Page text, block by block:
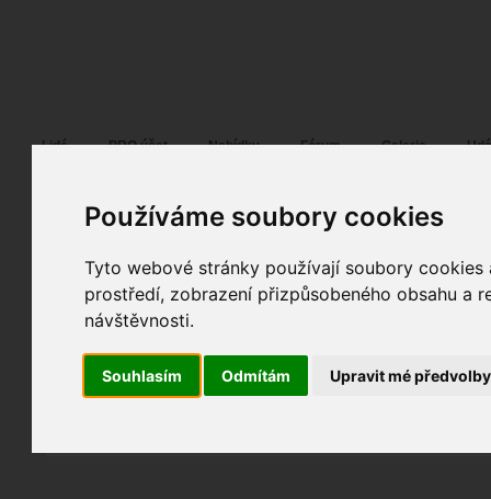
Používáme soubory cookies
Tyto webové stránky používají soubory
prostředí, zobrazení přizpůsobeného obsahu a
návštěvnosti.
Souhlasím Odmítám Upravit mé předvolby
Lidé PRO účet Nabídky Fórum Galerie
Petr Jalový 09. 09. 2019 17:36 portrét
bez názvu
fotografováno fotky autora